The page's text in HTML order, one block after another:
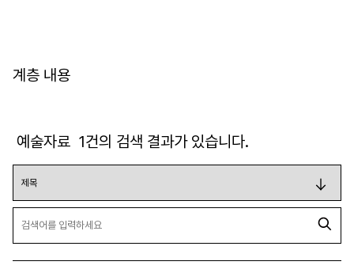
계층 내용
예술자료 1건의 검색 결과가 있습니다.